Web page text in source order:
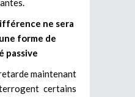
ne sera
forme de
passive
maintenant
certains